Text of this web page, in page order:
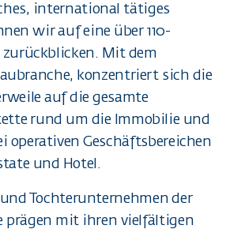
international tätiges
wir auf eine über 110-
zurückblicken. Mit dem
konzentriert sich die
auf die gesamte
rund um die Immobilie und
operativen Geschäftsbereichen
und Hotel.
Tochterunternehmen der
prägen mit ihren vielfältigen